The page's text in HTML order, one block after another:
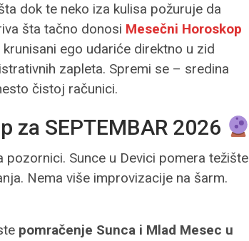
dok te neko iza kulisa požuruje da
šta tačno donosi Mesečni Horoskop
krunisani ego udariće direktno u zid
zapleta. Spremi se – sredina
čistoj računici.
za SEPTEMBAR 2026
Sunce u Devici pomera težište
Nema više improvizacije na šarm.
pomračenje Sunca i Mlad Mesec u